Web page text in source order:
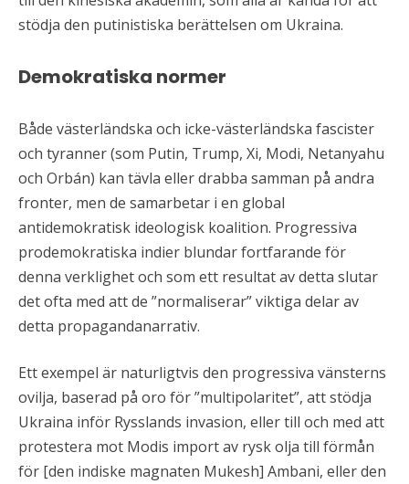
stödja den putinistiska berättelsen om Ukraina.
Demokratiska normer
Både västerländska och icke-västerländska fascister
och tyranner (som Putin, Trump, Xi, Modi, Netanyahu
och Orbán) kan tävla eller drabba samman på andra
fronter, men de samarbetar i en global
antidemokratisk ideologisk koalition. Progressiva
prodemokratiska indier blundar fortfarande för
denna verklighet och som ett resultat av detta slutar
det ofta med att de ”normaliserar” viktiga delar av
detta propagandanarrativ.
Ett exempel är naturligtvis den progressiva vänsterns
ovilja, baserad på oro för ”multipolaritet”, att stödja
Ukraina inför Rysslands invasion, eller till och med att
protestera mot Modis import av rysk olja till förmån
för [den indiske magnaten Mukesh] Ambani, eller den